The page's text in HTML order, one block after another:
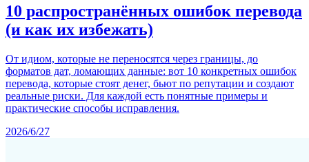
10 распространённых ошибок перевода
(и как их избежать)
От идиом, которые не переносятся через границы, до
форматов дат, ломающих данные: вот 10 конкретных ошибок
перевода, которые стоят денег, бьют по репутации и создают
реальные риски. Для каждой есть понятные примеры и
практические способы исправления.
2026/6/27